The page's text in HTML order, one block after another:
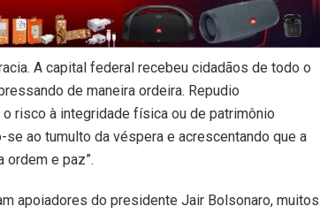
A capital federal recebeu cidadãos de todo o
de maneira ordeira. Repudio
risco à integridade física ou de patrimônio
ao tumulto da véspera e acrescentando que a
ordem e paz”.
apoiadores do presidente Jair Bolsonaro, muitos